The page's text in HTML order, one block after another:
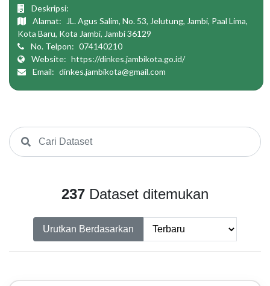
Deskripsi:
Alamat:
JL. Agus Salim, No. 53, Jelutung, Jambi, Paal Lima,
Kota Baru, Kota Jambi, Jambi 36129
No. Telpon: 074140210
Website: https://dinkes.jambikota.go.id/
Email: dinkes.jambikota@gmail.com
237 Dataset ditemukan
Urutkan Berdasarkan